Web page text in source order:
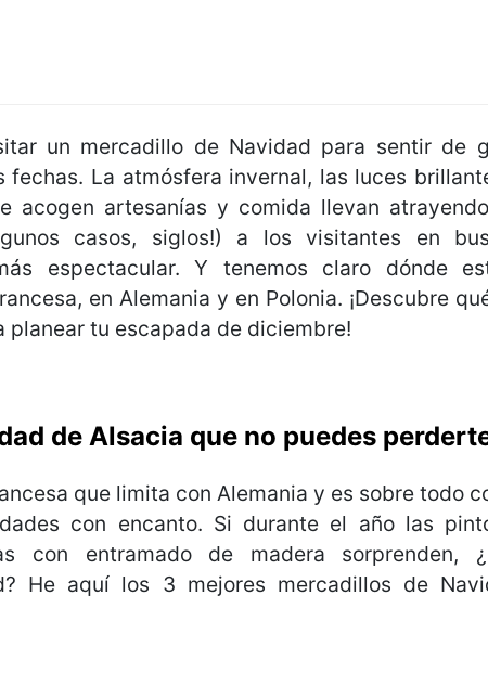
un mercadillo de Navidad para sentir de
fechas. La atmósfera invernal, las luces
acogen artesanías y comida llevan
casos, siglos!) a los visitantes en
espectacular. Y tenemos claro dónde
en Alemania y en Polonia. ¡Descubre
planear tu escapada de diciembre!
de Alsacia que no puedes
que limita con Alemania y es sobre todo
con encanto. Si durante el año las
con entramado de madera sorprenden,
He aquí los 3 mejores mercadillos de